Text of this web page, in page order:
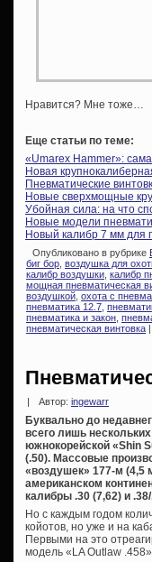
Нравится? Мне тоже…
Еще статьи по теме:
«Umarex Hammer»:
Новая
Пневматические
Новые сверхмощные
Убойная сила: на что
Новые модели
Новый калибр 7 мм для
Опубликовано в рубрике
биг бор воздушка для
калибр воздушки калибр
мощная пневматическая
воздушкой охота с
пневматика 12.7
пневматика и закон
пневматическая винтовка |
| Автор: ingewarr
Буквально до
всего лишь
южнокорейской «Shin
(.50). Массовые
«воздушек» 177-м (4,5
американском
калибры .30 (7,62) и
Но с каждым годом
койотов, но уже и на
Первыми на это
модель «LA Outlaw